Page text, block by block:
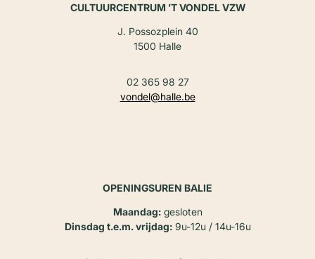
CULTUURCENTRUM ’T VONDEL VZW
J. Possozplein 40
1500 Halle
02 365 98 27
vondel@halle.be
OPENINGSUREN BALIE
Maandag:gesloten
Dinsdag t.e.m. vrijdag:9u-12u / 14u-16u